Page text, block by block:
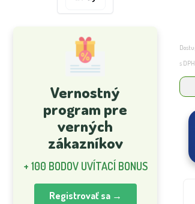
Vernostný
program pre
verných
zákazníkov
+ 100 BODOV UVÍTACÍ BONUS
Registrovať sa →
s DPH